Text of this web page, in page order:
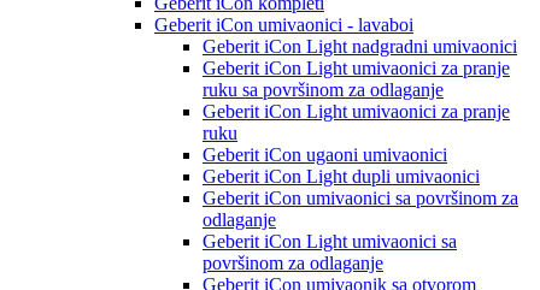
Geberit iCon umivaonici - lavaboi
Geberit iCon Light nadgradni umivaonici
Geberit iCon Light umivaonici za pranje
ruku sa površinom za odlaganje
Geberit iCon Light umivaonici za pranje
ruku
Geberit iCon ugaoni umivaonici
Geberit iCon Light dupli umivaonici
Geberit iCon umivaonici sa površinom za
odlaganje
Geberit iCon Light umivaonici sa
površinom za odlaganje
Geberit iCon umivaonik sa otvorom